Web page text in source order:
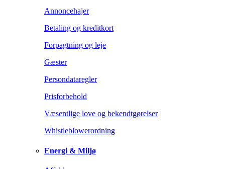
Annoncehajer
Betaling og kreditkort
Forpagtning og leje
Gæster
Persondataregler
Prisforbehold
Væsentlige love og bekendtgørelser
Whistleblowerordning
Energi & Miljø